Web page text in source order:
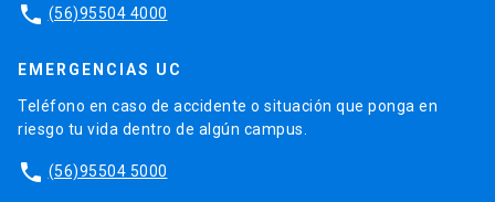
phone (56)95504 4000
EMERGENCIAS UC
Teléfono en caso de accidente o situación que ponga en
riesgo tu vida dentro de algún campus.
phone (56)95504 5000